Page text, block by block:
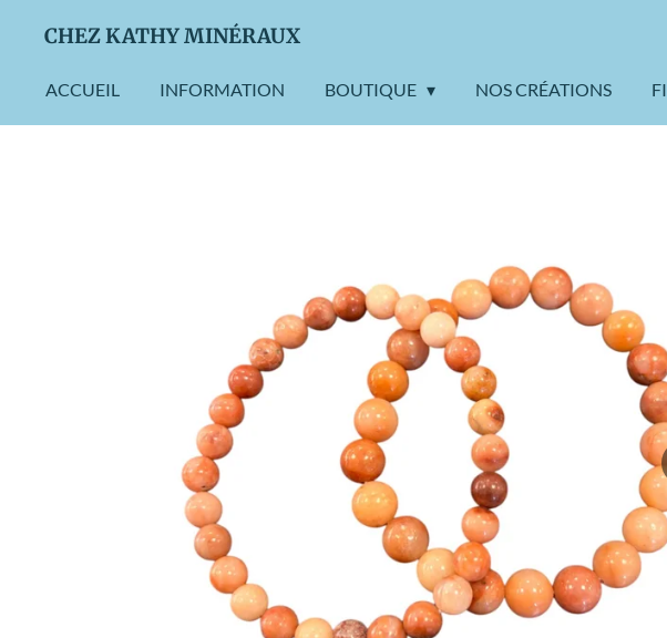
Passer
contenu
CHEZ KATHY MINÉRAUX
ACCUEIL INFORMATION BOUTIQUE NOS CRÉATIONS